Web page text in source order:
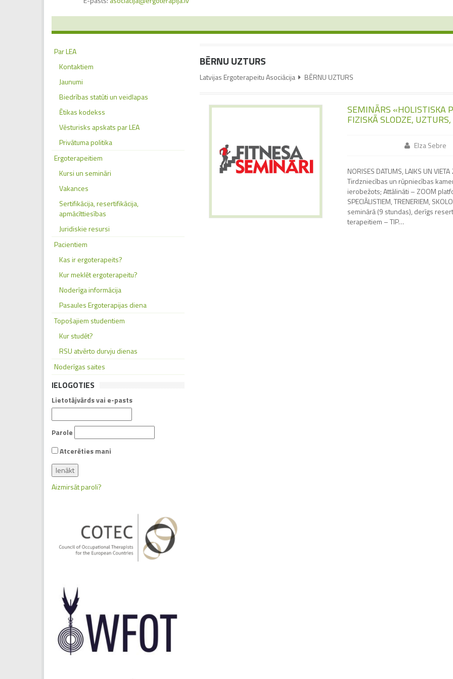
BĒRNU UZTURS
Latvijas Ergoterapeitu Asociācija BĒRNU UZTURS
SEMINĀRS «HOLISTISKA
FIZISKĀ SLODZE,
Elza Sebre
NORISES DATUMS, LAIKS UN
Tirdzniecības un rūpniecības
ierobežots; Attālināti – ZOOM
SPECIĀLISTIEM, TRENERIEM,
seminārā (9 stundas), derīgs
terapeitiem – TIP…
Par LEA
Kontaktiem
Jaunumi
Biedrības statūti un veidlapas
Ētikas kodekss
Vēsturisks apskats par LEA
Privātuma politika
Ergoterapeitiem
Kursi un semināri
Vakances
Sertifikācija, resertifikācija,
apmācīttiesības
Juridiskie resursi
Pacientiem
Kas ir ergoterapeits?
Kur meklēt ergoterapeitu?
Noderīga informācija
Pasaules Ergoterapijas diena
Topošajiem studentiem
Kur studēt?
RSU atvērto durvju dienas
Noderīgas saites
IELOGOTIES
Lietotājvārds vai e-pasts
Parole
Atcerēties mani
Aizmirsāt paroli?